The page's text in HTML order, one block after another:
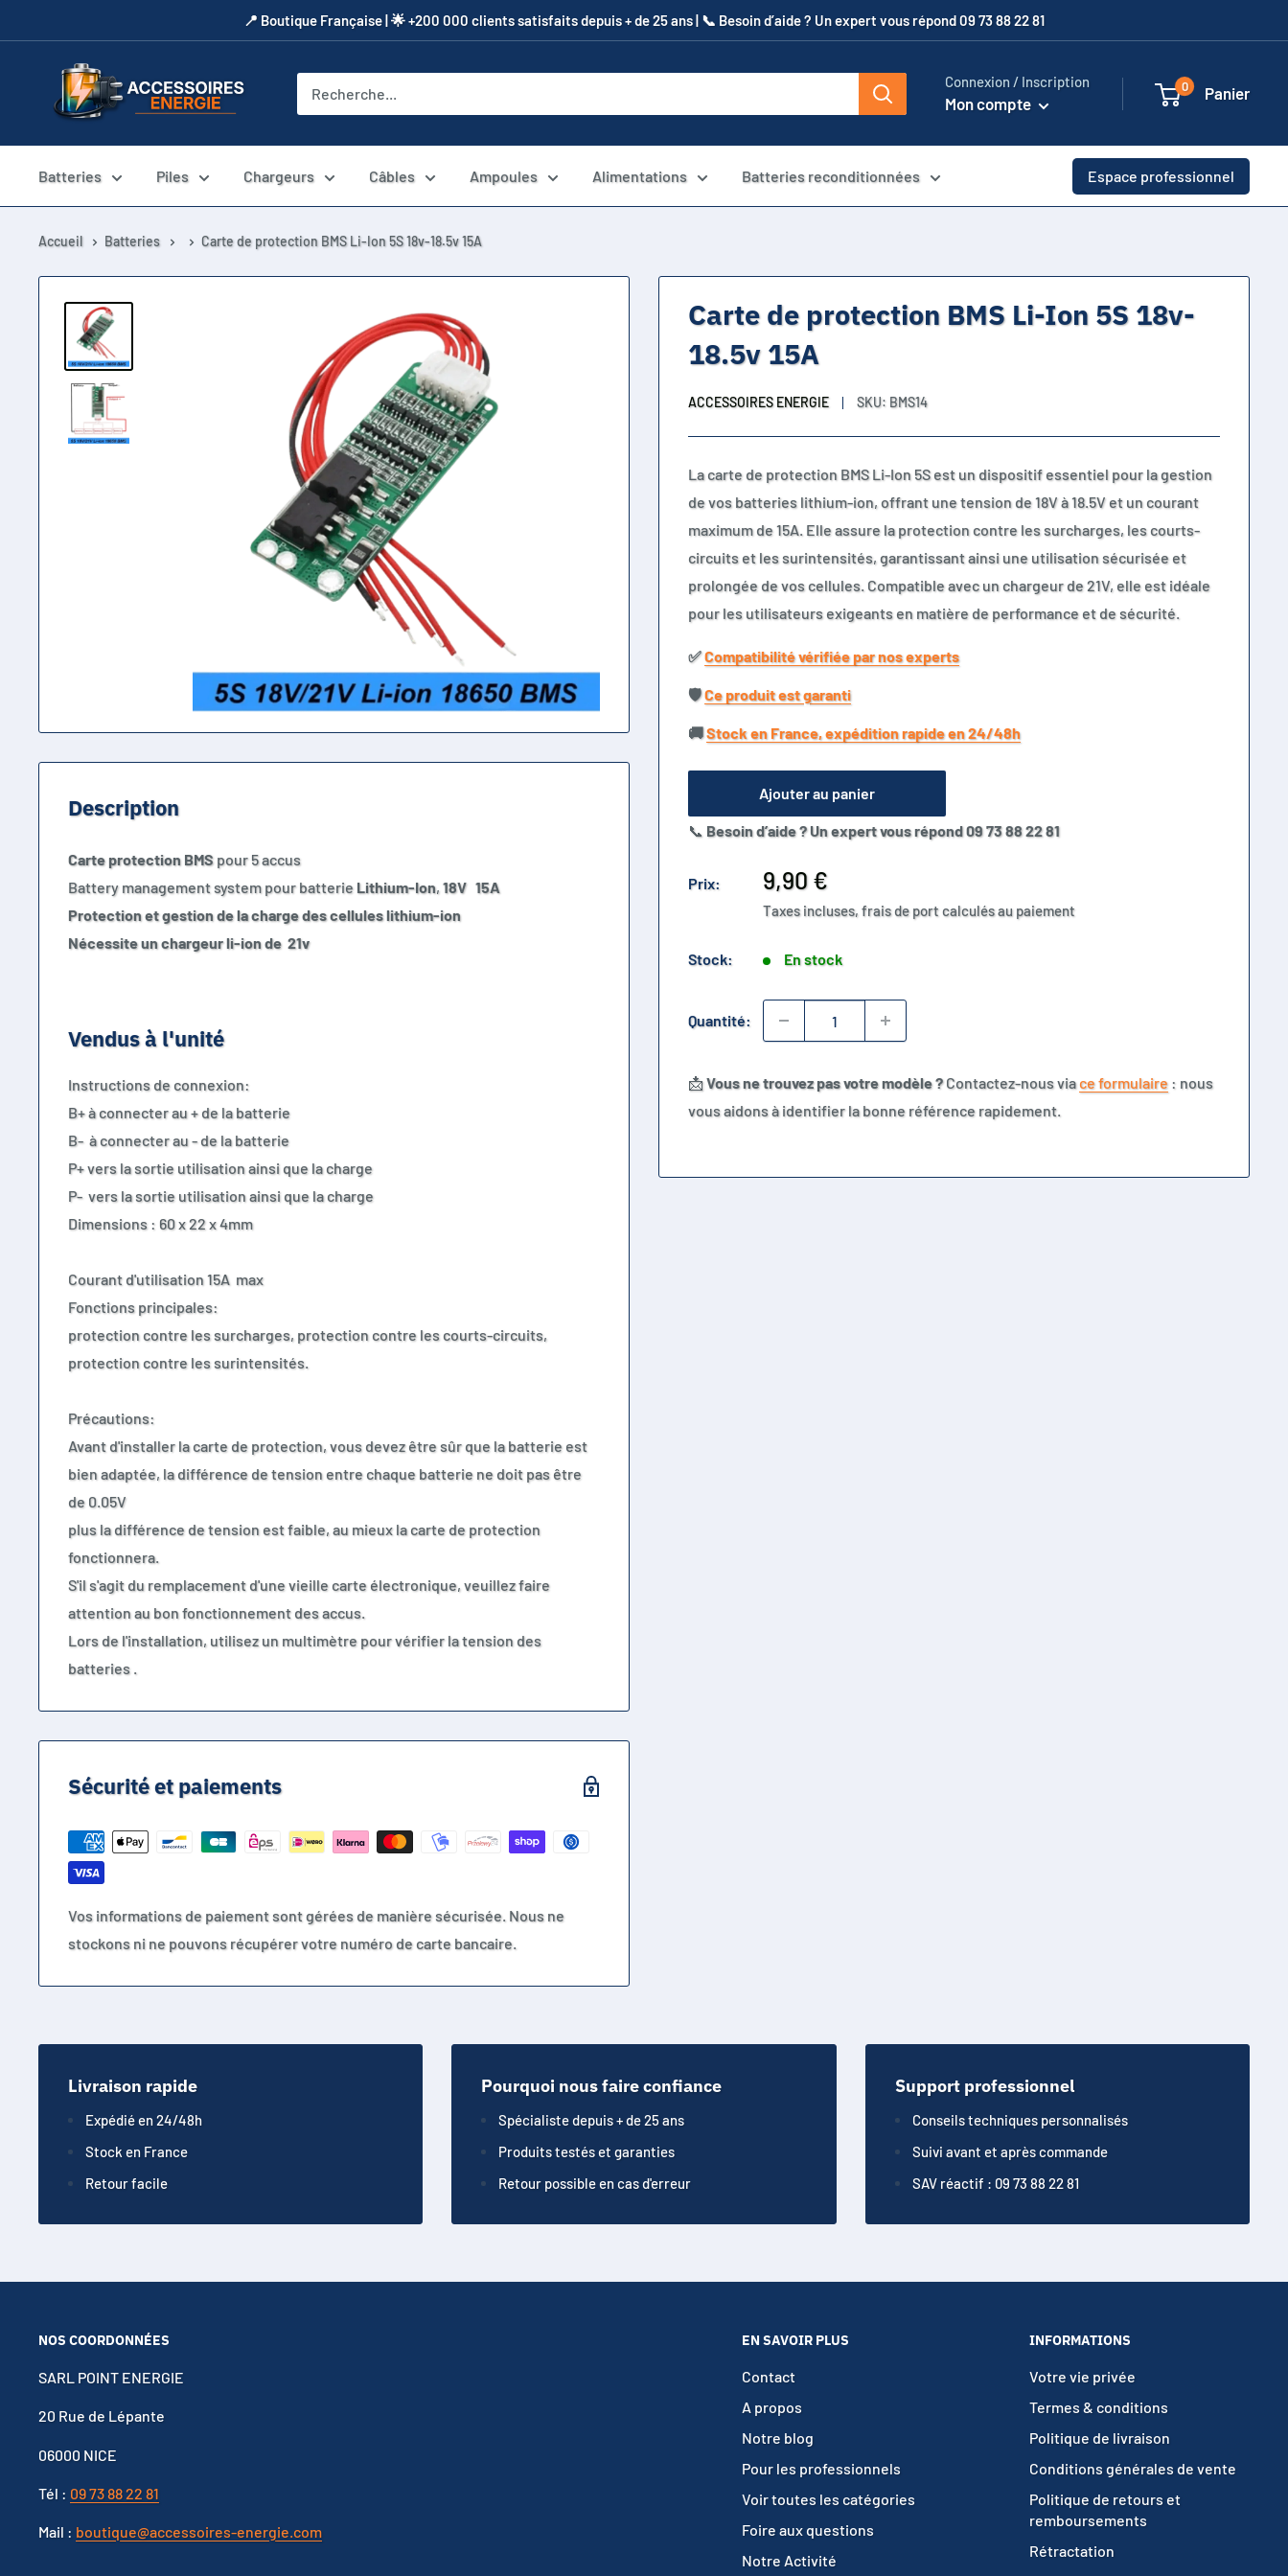
au
​📍​ Boutique Française | 🌟 +200 000 clients satisfaits depuis + de 25 ans | 📞​ Besoin d’aide ? Un expert vous répond 09 73 88 22 81
Accessoires
Energie
Connexion / Inscription
Mon compte
0 Panier
Batteries Piles Chargeurs Câbles Ampoules Alimentations Batteries reconditionnées Espace professionnel
Accueil Batteries Carte de protection BMS Li-Ion 5S 18v-18.5v 15A
Carte de protection BMS Li-Ion 5S 18v-
18.5v 15A
ACCESSOIRES ENERGIE SKU: BMS14
La carte de protection BMS Li-Ion 5S est un dispositif essentiel pour la gestion
de vos batteries lithium-ion, offrant une tension de 18V à 18.5V et un courant
maximum de 15A. Elle assure la protection contre les surcharges, les courts-
circuits et les surintensités, garantissant ainsi une utilisation sécurisée et
prolongée de vos cellules. Compatible avec un chargeur de 21V, elle est idéale
pour les utilisateurs exigeants en matière de performance et de sécurité.
✅​Compatibilité vérifiée par nos experts
🛡️​Ce produit est garanti
🚚​Stock en France, expédition rapide en 24/48h
Ajouter au panier
📞 Besoin d’aide ? Un expert vous répond 09 73 88 22 81
Prix:
Prix
réduit
9,90 €
Taxes incluses, frais de port calculés au paiement
Stock: En stock
Quantité:
📩Vous ne trouvez pas votre modèle ?Contactez-nous viace formulaire : nous
vous aidons à identifier la bonne référence rapidement.
Description
Carte protection BMS pour 5 accus
Battery management system pour batterie Lithium-Ion,18V 15A
Protection et gestion de la charge des cellules lithium-ion
Nécessite un chargeur li-ion de 21v
Vendus à l'unité
Instructions de connexion:
B+ à connecter au + de la batterie
B- à connecter au - de la batterie
P+ vers la sortie utilisation ainsi que la charge
P- vers la sortie utilisation ainsi que la charge
Dimensions : 60 x 22 x 4mm
Courant d'utilisation 15A max
Fonctions principales:
protection contre les surcharges, protection contre les courts-circuits,
protection contre les surintensités.
Précautions:
Avant d'installer la carte de protection, vous devez être sûr que la batterie est
bien adaptée, la différence de tension entre chaque batterie ne doit pas être
de 0.05V
plus la différence de tension est faible, au mieux la carte de protection
fonctionnera.
S'il s'agit du remplacement d'une vieille carte électronique, veuillez faire
attention au bon fonctionnement des accus.
Lors de l'installation, utilisez un multimètre pour vérifier la tension des
batteries .
Sécurité et paiements
Vos informations de paiement sont gérées de manière sécurisée. Nous ne
stockons ni ne pouvons récupérer votre numéro de carte bancaire.
Livraison rapide
Expédié en 24/48h
Stock en France
Retour facile
Pourquoi nous faire confiance
Spécialiste depuis + de 25 ans
Produits testés et garanties
Retour possible en cas d'erreur
Support professionnel
Conseils techniques personnalisés
Suivi avant et après commande
SAV réactif : 09 73 88 22 81
NOS COORDONNÉES
SARL POINT ENERGIE
20 Rue de Lépante
06000 NICE
Tél : 09 73 88 22 81
Mail : boutique@accessoires-energie.com
EN SAVOIR PLUS
Contact
A propos
Notre blog
Pour les professionnels
Voir toutes les catégories
Foire aux questions
Notre Activité
INFORMATIONS
Votre vie privée
Termes & conditions
Politique de livraison
Conditions générales de vente
Politique de retours et
remboursements
Rétractation